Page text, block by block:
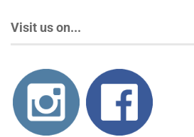
Visit us on...